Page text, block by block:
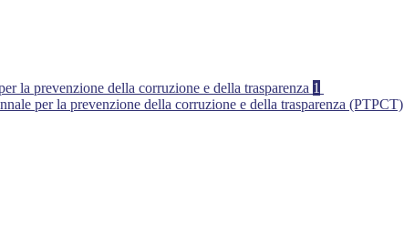
la prevenzione della corruzione e della trasparenza 1
per la prevenzione della corruzione e della trasparenza (PTPCT)